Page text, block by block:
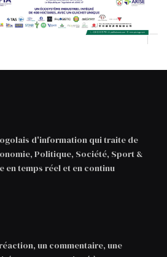
d'information qui traite de
Politique, Société, Sport &
en temps réel et en continu
un commentaire, une